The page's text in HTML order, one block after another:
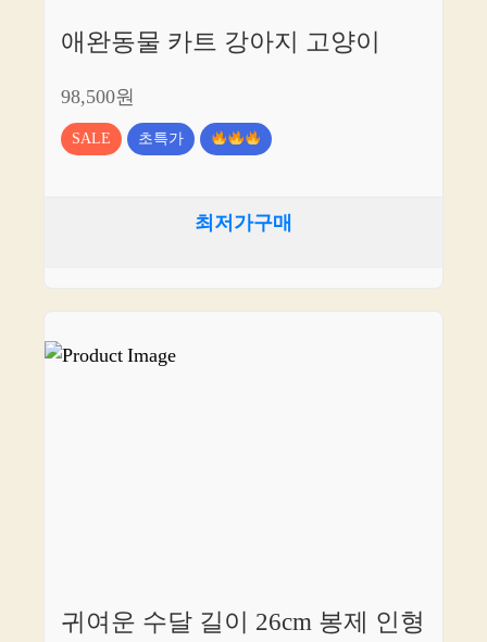
애완동물 카트 강아지 고양이
98,500원
SALE 초특가
최저가구매
귀여운 수달 길이 26cm 봉제 인형